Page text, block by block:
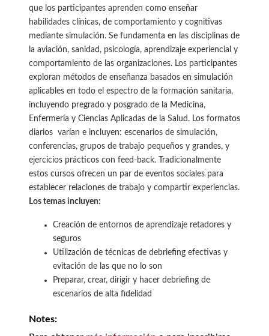
que los participantes aprenden como enseñar
habilidades clínicas, de comportamiento y cognitivas
mediante simulación. Se fundamenta en las disciplinas de
la aviación, sanidad, psicología, aprendizaje experiencial y
comportamiento de las organizaciones. Los participantes
exploran métodos de enseñanza basados en simulación
aplicables en todo el espectro de la formación sanitaria,
incluyendo pregrado y posgrado de la Medicina,
Enfermería y Ciencias Aplicadas de la Salud. Los formatos
diarios varían e incluyen: escenarios de simulación,
conferencias, grupos de trabajo pequeños y grandes, y
ejercicios prácticos con feed-back. Tradicionalmente
estos cursos ofrecen un par de eventos sociales para
establecer relaciones de trabajo y compartir experiencias.
Los temas incluyen:
Creación de entornos de aprendizaje retadores y
seguros
Utilización de técnicas de debriefing efectivas y
evitación de las que no lo son
Preparar, crear, dirigir y hacer debriefing de
escenarios de alta fidelidad
Notes: